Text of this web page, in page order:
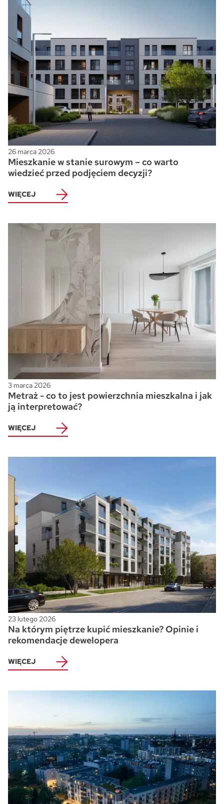
26 marca 2026
Mieszkanie w stanie surowym – co warto
wiedzieć przed podjęciem decyzji?
WIĘCEJ
3 marca 2026
Metraż - co to jest powierzchnia mieszkalna i jak
ją interpretować?
WIĘCEJ
23 lutego 2026
Na którym piętrze kupić mieszkanie? Opinie i
rekomendacje dewelopera
WIĘCEJ